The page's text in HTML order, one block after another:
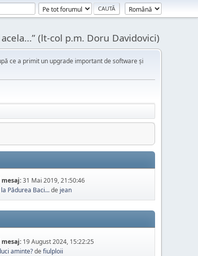
(lt-col p.m. Doru Davidovici)
ce a primit un upgrade important de software și
31 Mai 2019, 21:50:46
la Pădurea Baci...de jean
19 August 2024, 15:22:25
aminte?defiulploii